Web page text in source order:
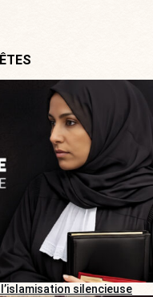
l’islamisation silencieuse